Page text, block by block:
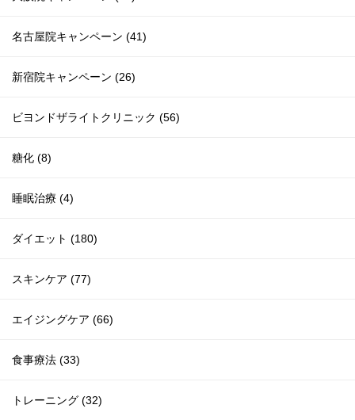
名古屋院キャンペーン (41)
新宿院キャンペーン (26)
ビヨンドザライトクリニック (56)
糖化 (8)
睡眠治療 (4)
ダイエット (180)
スキンケア (77)
エイジングケア (66)
食事療法 (33)
トレーニング (32)